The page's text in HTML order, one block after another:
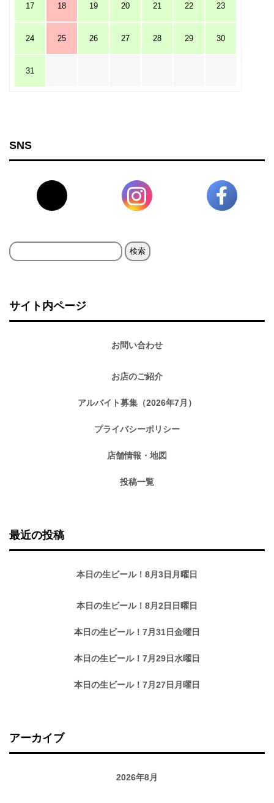
17 18 19 20 21 22 23
24 25 26 27 28 29 30
31
SNS
検
サイト内ページ
お問い合わせ
お店のご紹介
アルバイト募集（2026年7月）
プライバシーポリシー
店舗情報・地図
投稿一覧
最近の投稿
本日の生ビール！8月3日月曜日
本日の生ビール！8月2日日曜日
本日の生ビール！7月31日金曜日
本日の生ビール！7月29日水曜日
本日の生ビール！7月27日月曜日
アーカイブ
2026年8月